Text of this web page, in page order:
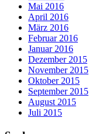
Mai 2016
April 2016
März 2016
Februar 2016
Januar 2016
Dezember 2015
November 2015
Oktober 2015
September 2015
August 2015
Juli 2015